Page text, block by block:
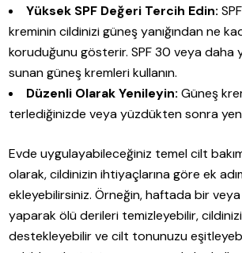
Yüksek SPF Değeri Tercih Edin:
kreminin cildinizi güneş yanığından ne
koruduğunu gösterir. SPF 30 veya daha
sunan güneş kremleri kullanın.
Düzenli Olarak Yenileyin: Güneş
terlediğinizde veya yüzdükten sonra
Evde uygulayabileceğiniz temel cilt
olarak, cildinizin ihtiyaçlarına göre ek
ekleyebilirsiniz. Örneğin, haftada bir
yaparak ölü derileri temizleyebilir,
destekleyebilir ve cilt tonunuzu